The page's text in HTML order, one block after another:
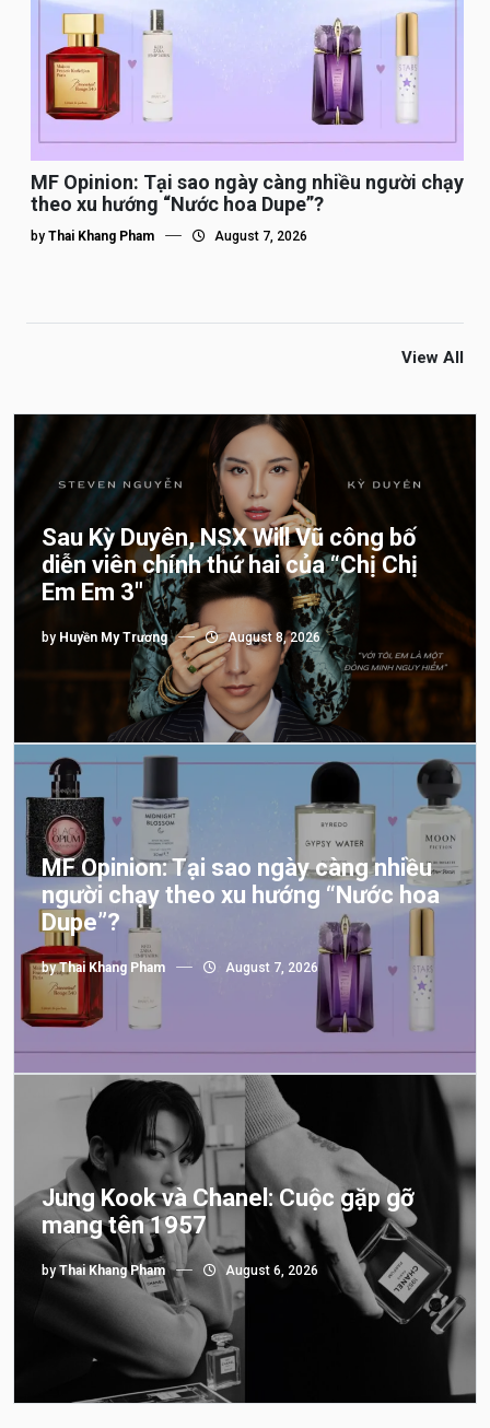
MF Opinion: Tại sao ngày càng nhiều người chạy
theo xu hướng “Nước hoa Dupe”?
by Thai Khang Pham August 7, 2026
View All
Sau Kỳ Duyên, NSX Will Vũ công bố
diễn viên chính thứ hai của “Chị Chị
Em Em 3″
by Huyền My Trương August 8, 2026
MF Opinion: Tại sao ngày càng nhiều
người chạy theo xu hướng “Nước hoa
Dupe”?
byThai Khang Pham August 7, 2026
Jung Kook và Chanel: Cuộc gặp gỡ
mang tên 1957
byThai Khang Pham August 6, 2026